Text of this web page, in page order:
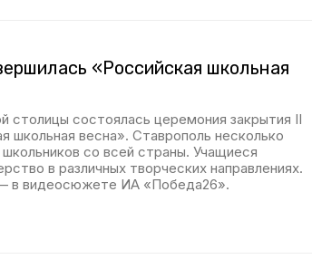
«Российская школьная
столицы состоялась церемония закрытия II
школьная весна». Ставрополь несколько
со всей страны. Учащиеся
в различных творческих направлениях.
в видеосюжете ИА «Победа26».